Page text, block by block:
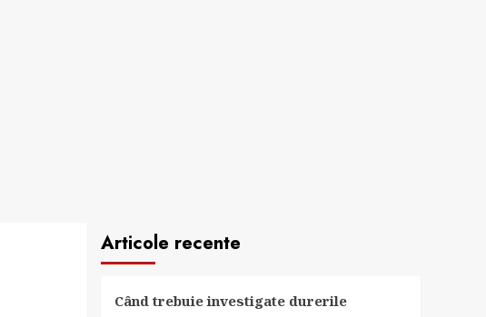
Articole recente
Când trebuie investigate durerile